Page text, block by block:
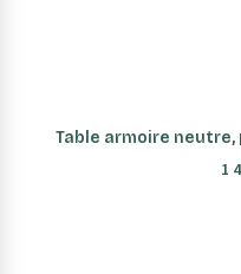
Table armoire
1